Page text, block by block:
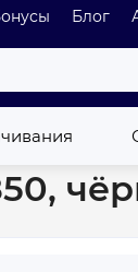
Блог
OZ Runway 850,